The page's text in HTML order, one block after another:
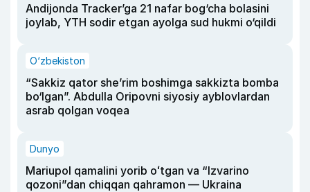
Andijonda Tracker’ga 21 nafar bog‘cha bolasini
joylab, YTH sodir etgan ayolga sud hukmi o‘qildi
O‘zbekiston
“Sakkiz qator she’rim boshimga sakkizta bomba
bo‘lgan”. Abdulla Oripovni siyosiy ayblovlardan
asrab qolgan voqea
Dunyo
Mariupol qamalini yorib oʻtgan va “Izvarino
qozoni”dan chiqqan qahramon — Ukraina